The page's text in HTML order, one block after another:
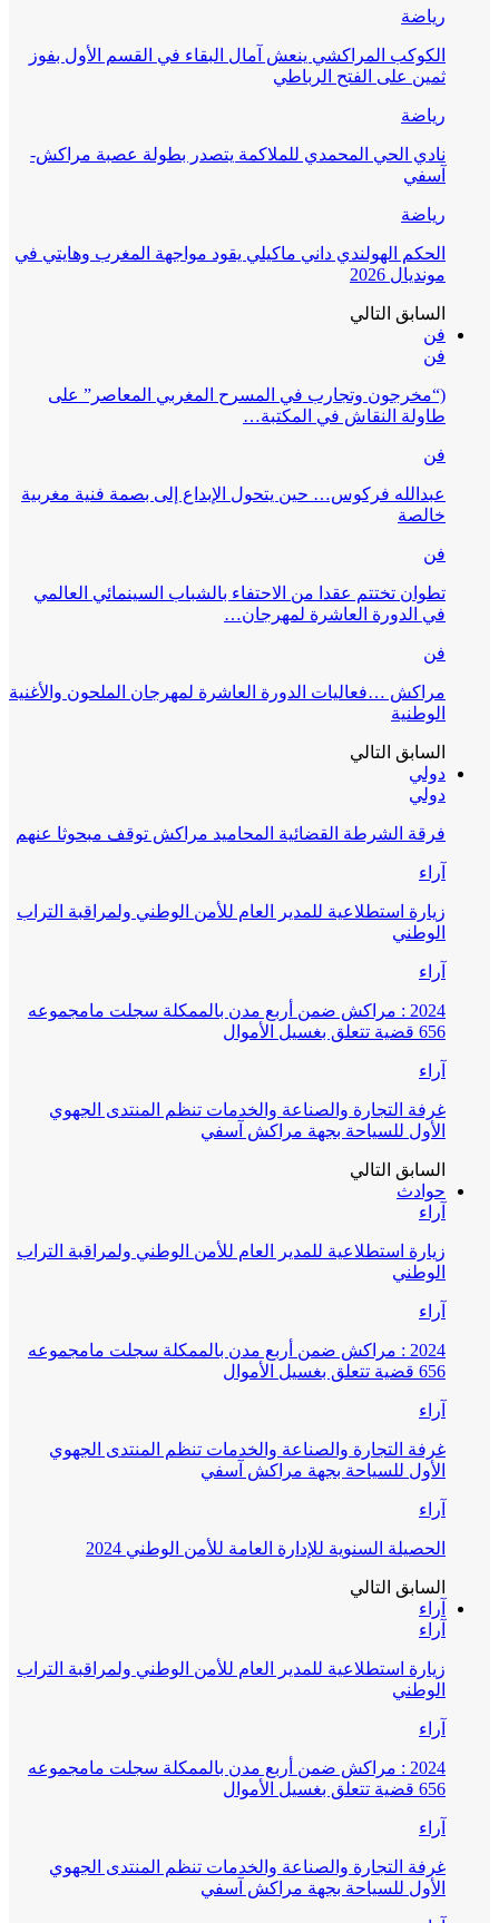
رياضة
الكوكب المراكشي ينعش آمال البقاء في القسم الأول بفوز
ثمين على الفتح الرباطي
رياضة
نادي الحي المحمدي للملاكمة يتصدر بطولة عصبة مراكش-
آسفي
رياضة
الحكم الهولندي داني ماكيلي يقود مواجهة المغرب وهايتي في
مونديال 2026
السابق التالي
فن
فن
(“مخرجون وتجارب في المسرح المغربي المعاصر” على
طاولة النقاش في المكتبة…
فن
عبدالله فركوس… حين يتحول الإبداع إلى بصمة فنية مغربية
خالصة
فن
تطوان تختتم عقدا من الاحتفاء بالشباب السينمائي العالمي
في الدورة العاشرة لمهرجان…
فن
مراكش …فعاليات الدورة العاشرة لمهرجان الملحون والأغنية
الوطنية
السابق التالي
دولي
دولي
فرقة الشرطة القضائية المحاميد مراكش توقف مبحوثا عنهم
آراء
زيارة استطلاعية للمدير العام للأمن الوطني ولمراقبة التراب
الوطني
آراء
2024 : مراكش ضمن أربع مدن بالممكلة سجلت مامجموعه
656 قضية تتعلق بغسيل الأموال
آراء
غرفة التجارة والصناعة والخدمات تنظم المنتدى الجهوي
الأول للسياحة بجهة مراكش آسفي
السابق التالي
حوادث
آراء
زيارة استطلاعية للمدير العام للأمن الوطني ولمراقبة التراب
الوطني
آراء
2024 : مراكش ضمن أربع مدن بالممكلة سجلت مامجموعه
656 قضية تتعلق بغسيل الأموال
آراء
غرفة التجارة والصناعة والخدمات تنظم المنتدى الجهوي
الأول للسياحة بجهة مراكش آسفي
آراء
الحصيلة السنوية للإدارة العامة للأمن الوطني 2024
السابق التالي
آراء
آراء
زيارة استطلاعية للمدير العام للأمن الوطني ولمراقبة التراب
الوطني
آراء
2024 : مراكش ضمن أربع مدن بالممكلة سجلت مامجموعه
656 قضية تتعلق بغسيل الأموال
آراء
غرفة التجارة والصناعة والخدمات تنظم المنتدى الجهوي
الأول للسياحة بجهة مراكش آسفي